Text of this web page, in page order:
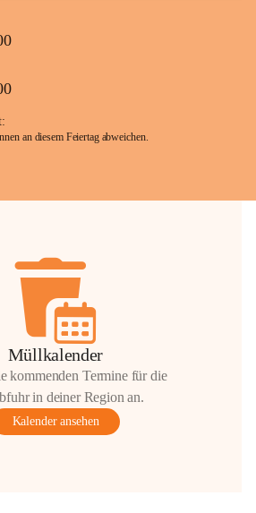
so
Beschwerden.
an diesem Feiertag abweichen.
Müllkalender
kommenden Termine für die
in deiner Region an.
Kalender ansehen